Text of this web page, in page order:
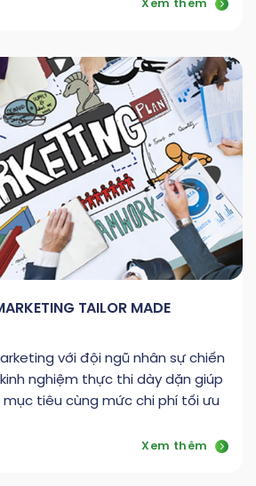
Xem thêm
TAILOR MADE
với đội ngũ nhân sự chiến
nghiệm thực thi dày dặn giúp
tiêu cùng mức chi phí tối ưu
Xem thêm